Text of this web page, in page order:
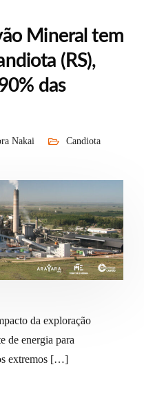
Mineral tem
(RS),
das
Nakai
Candiota
da exploração
de energia para
extremos […]